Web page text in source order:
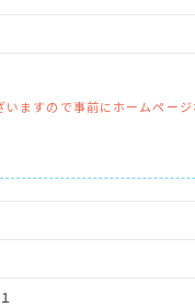
ますので事前にホームページ